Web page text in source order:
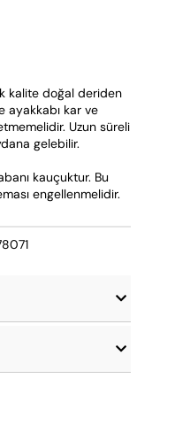
kalite doğal deriden
ayakkabı kar ve
Uzun süreli
gelebilir.
kauçuktur. Bu
engellenmelidir.